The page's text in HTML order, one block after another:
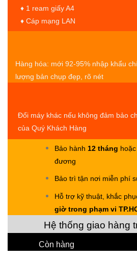
♦ 1 ream giấy A4
♦ Cáp mạng LAN
Hàng hóa: mới 92-95% nhập khẩu
lượng bản chụp đẹp, rõ nét
Đổi máy khác nếu không đảm bảo
của Quý Khách Hàng
Bảo hành 12 tháng
đương
Bảo trì tận nơi miễn phí
Hỗ trợ kỹ thuật, khắc
giờ trong phạm vi
Hệ thống giao hàng
Còn hàng